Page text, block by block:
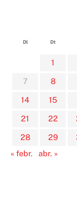
Dl Dt
1
7
8
14
15
21
22
28
29
« febr.
abr. »